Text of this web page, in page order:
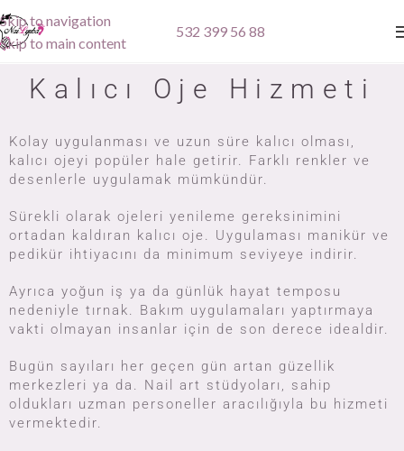
Skip to navigation
Skip to main content
532 399 56 88
Kalıcı Oje Hizmeti
Kolay uygulanması ve uzun süre kalıcı olması,
kalıcı ojeyi popüler hale getirir. Farklı renkler ve
desenlerle uygulamak mümkündür.
Sürekli olarak ojeleri yenileme gereksinimini
ortadan kaldıran kalıcı oje. Uygulaması manikür ve
pedikür ihtiyacını da minimum seviyeye indirir.
Ayrıca yoğun iş ya da günlük hayat temposu
nedeniyle tırnak. Bakım uygulamaları yaptırmaya
vakti olmayan insanlar için de son derece idealdir.
Bugün sayıları her geçen gün artan güzellik
merkezleri ya da. Nail art stüdyoları, sahip
oldukları uzman personeller aracılığıyla bu hizmeti
vermektedir.